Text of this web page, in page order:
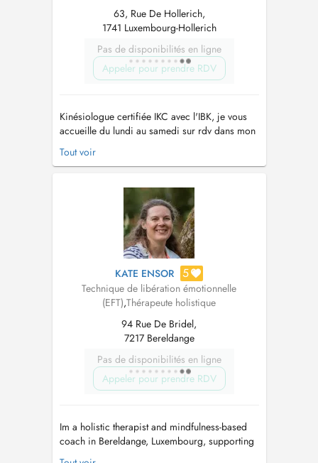
63, Rue De Hollerich,
1741 Luxembourg-Hollerich
Pas de disponibilités en ligne
Appeler pour prendre RDV
Kinésiologue certifiée IKC avec l'IBK, je vous
accueille du lundi au samedi sur rdv dans mon
cabinet à Luxembourg ville au 63 rue de
Hollerich 1741 Luxembourg pour une séance
Je suis également praticienne en EFT, une
technique puissante pour la libéra...
Tout voir
KATE ENSOR 5
Technique de libération émotionnelle
(EFT),Thérapeute holistique
94 Rue De Bridel,
7217 Bereldange
Pas de disponibilités en ligne
Appeler pour prendre RDV
Im a holistic therapist and mindfulness-based
coach in Bereldange, Luxembourg, supporting
adults and young people (12+) experiencing